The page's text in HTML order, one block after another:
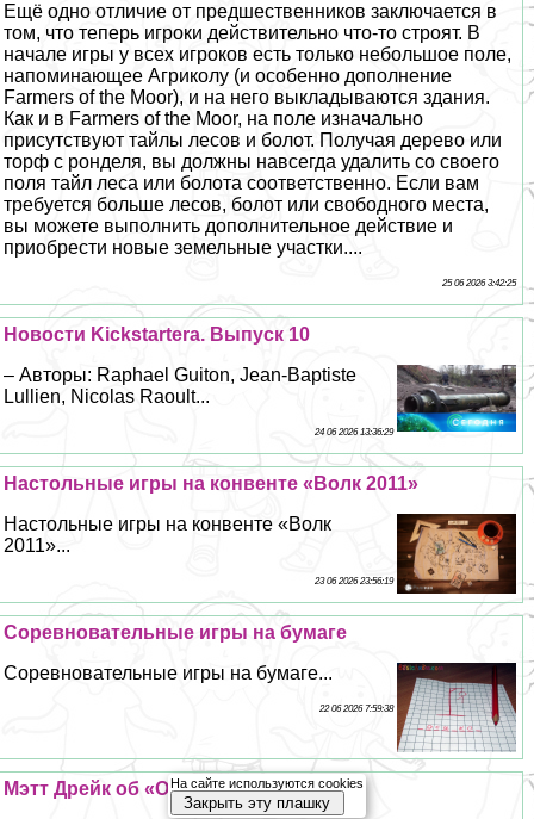
Ещё одно отличие от предшественников заключается в
том, что теперь игроки действительно что-то строят. В
начале игры у всех игроков есть только небольшое поле,
напоминающее Агриколу (и особенно дополнение
Farmers of the Moor), и на него выкладываются здания.
Как и в Farmers of the Moor, на поле изначально
присутствуют тайлы лесов и болот. Получая дерево или
торф с ронделя, вы должны навсегда удалить со своего
поля тайл леса или болота соответственно. Если вам
требуется больше лесов, болот или свободного места,
вы можете выполнить дополнительное действие и
приобрести новые земельные участки....
25 06 2026 3:42:25
Новости Kickstarterа. Выпуск 10
– Авторы: Raphael Guiton, Jean-Baptiste
Lullien, Nicolas Raoult...
24 06 2026 13:36:29
Настольные игры на конвенте «Волк 2011»
Настольные игры на конвенте «Волк
2011»...
23 06 2026 23:56:19
Соревновательные игры на бумаге
Соревновательные игры на бумаге...
22 06 2026 7:59:38
Мэтт Дрейк об «Ордонансе»
На сайте используются cookies
Закрыть эту плашку